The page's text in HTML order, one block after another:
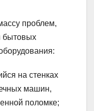
проблем,
бытовых
на стенках
машин,
поломке;